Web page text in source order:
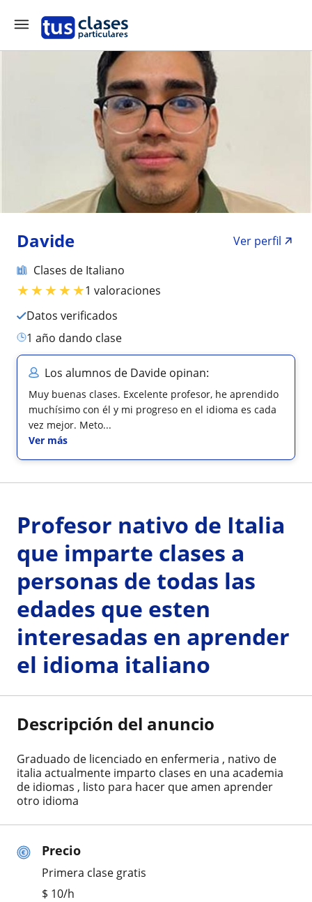
Davide
Ver perfil
Clases de Italiano
★★★★★1 valoraciones
Datos verificados
1 año dando clase
Los alumnos de Davide opinan:
Muy buenas clases. Excelente profesor, he aprendido
muchísimo con él y mi progreso en el idioma es cada
vez mejor. Meto...
Ver más
Precio
Primera clase gratis
$ 10/h
Profesor nativo de Italia
que imparte clases a
personas de todas las
edades que esten
interesadas en aprender
el idioma italiano
Descripción del anuncio
Graduado de licenciado en enfermeria , nativo de
italia actualmente imparto clases en una academia
de idiomas , listo para hacer que amen aprender
otro idioma